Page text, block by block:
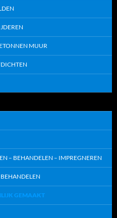
MUUR
– BEHANDELEN – IMPREGNEREN
GEMAAKT